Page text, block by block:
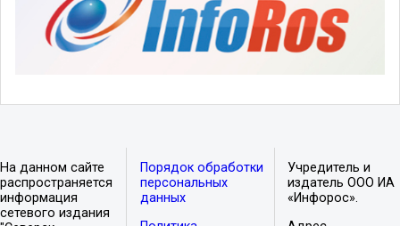
На данном сайте
распространяется
информация
сетевого издания
Порядок обработки
персональных
данных
Учредитель и
издатель ООО ИА
«Инфорос».